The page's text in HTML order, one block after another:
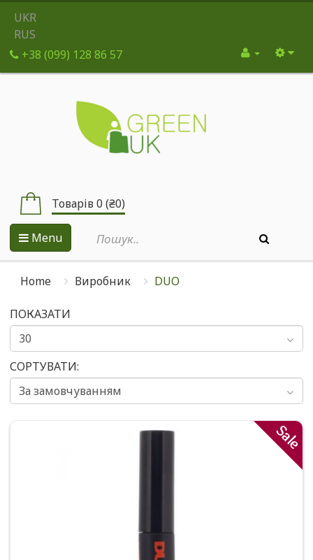
UKR
RUS
+38 (099) 128 86 57
Товарів 0 (₴0)
Menu
Home Виробник DUO
ПОКАЗАТИ
СОРТУВАТИ:
Sale